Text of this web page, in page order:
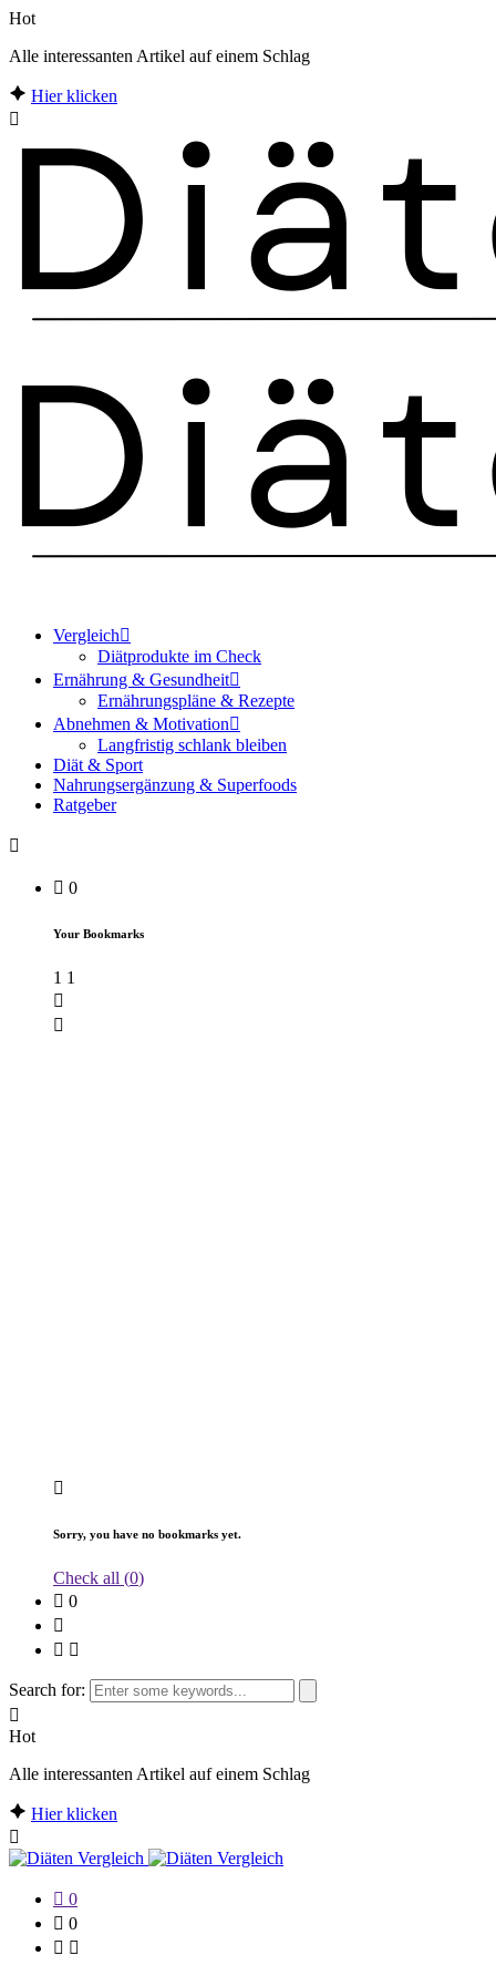
Hot
Alle interessanten Artikel auf einem Schlag
Hier klicken
Vergleich
Diätprodukte im Check
Ernährung & Gesundheit
Ernährungspläne & Rezepte
Abnehmen & Motivation
Langfristig schlank bleiben
Diät & Sport
Nahrungsergänzung & Superfoods
Ratgeber
0
Your Bookmarks
1 1
Sorry, you have no bookmarks yet.
Check all (0)
0
Search for:
Hot
Alle interessanten Artikel auf einem Schlag
Hier klicken
0
0